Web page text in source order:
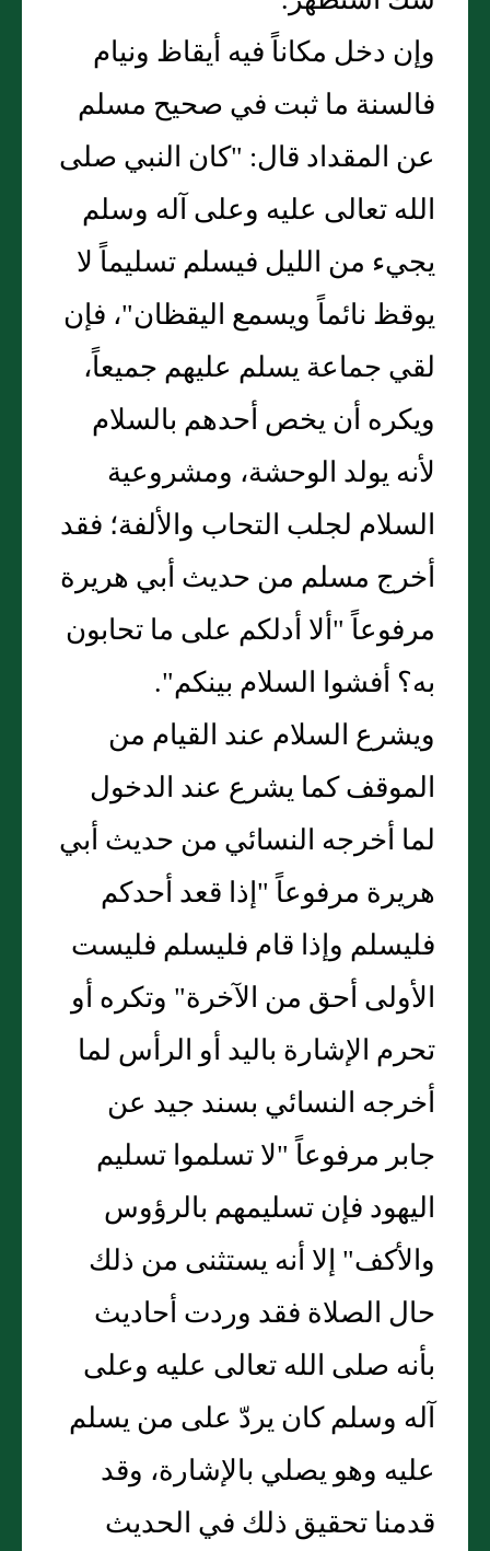
وإن دخل مكاناً فيه أيقاظ ونيام
فالسنة ما ثبت في صحيح مسلم
عن المقداد قال: "كان النبي صلى
الله تعالى عليه وعلى آله وسلم
يجيء من الليل فيسلم تسليماً لا
يوقظ نائماً ويسمع اليقظان"، فإن
لقي جماعة يسلم عليهم جميعاً،
ويكره أن يخص أحدهم بالسلام
لأنه يولد الوحشة، ومشروعية
السلام لجلب التحاب والألفة؛ فقد
أخرج مسلم من حديث أبي هريرة
مرفوعاً "ألا أدلكم على ما تحابون
به؟ أفشوا السلام بينكم".
ويشرع السلام عند القيام من
الموقف كما يشرع عند الدخول
لما أخرجه النسائي من حديث أبي
هريرة مرفوعاً "إذا قعد أحدكم
فليسلم وإذا قام فليسلم فليست
الأولى أحق من الآخرة" وتكره أو
تحرم الإشارة باليد أو الرأس لما
أخرجه النسائي بسند جيد عن
جابر مرفوعاً "لا تسلموا تسليم
اليهود فإن تسليمهم بالرؤوس
والأكف" إلا أنه يستثنى من ذلك
حال الصلاة فقد وردت أحاديث
بأنه صلى الله تعالى عليه وعلى
آله وسلم كان يردّ على من يسلم
عليه وهو يصلي بالإشارة، وقد
قدمنا تحقيق ذلك في الحديث